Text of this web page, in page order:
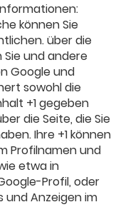
können Sie
über die
und andere
Google und
sowohl die
+1 gegeben
die Seite, die Sie
Ihre +1 können
Profilnamen und
etwa in
Profil, oder
und Anzeigen im